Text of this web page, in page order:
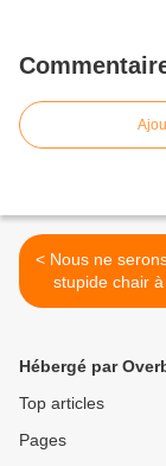
< Nous ne serons pas votre
stupide chair
Hébergé par
Top articles
Pages